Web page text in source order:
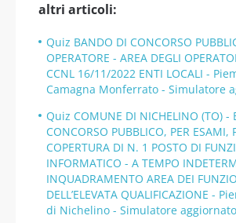
altri articoli:
Quiz BANDO DI CONCORSO
OPERATORE - AREA DEGLI
CCNL 16/11/2022 ENTI LOCALI -
Camagna Monferrato - Simulatore
Quiz COMUNE DI NICHELINO (TO) -
CONCORSO PUBBLICO, PER ESAMI,
COPERTURA DI N. 1 POSTO DI
INFORMATICO - A TEMPO
INQUADRAMENTO AREA DEI
DELL’ELEVATA QUALIFICAZIONE -
di Nichelino - Simulatore